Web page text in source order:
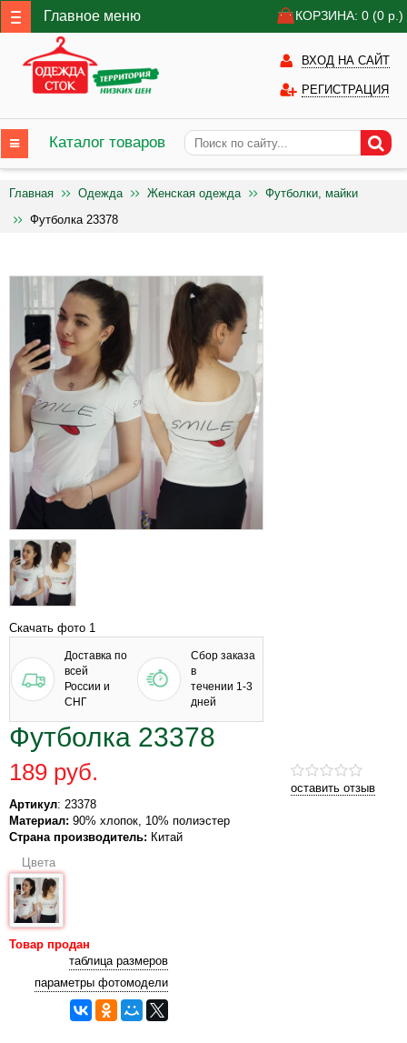
Главное меню КОРЗИНА: 0 (0 р.)
ВХОД НА САЙТ
РЕГИСТРАЦИЯ
Каталог товаров
Главная Одежда Женская одежда
Футболки, майки
Футболка 23378
Скачать фото 1
Доставка по
всей
России и
СНГ
Сбор заказа
в
течении 1-3
дней
Футболка 23378
оставить отзыв
189 руб.
Артикул: 23378
Материал: 90% хлопок, 10% полиэстер
Страна производитель: Китай
Цвета
Товар продан
таблица размеров
параметры фотомодели